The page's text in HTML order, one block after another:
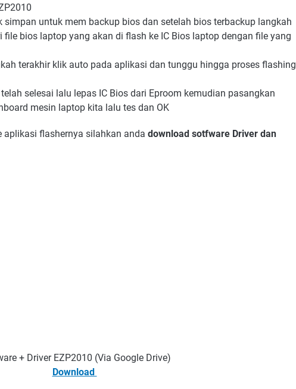
untuk mem backup bios dan setelah bios terbackup langkah
bios laptop yang akan di flash ke IC Bios laptop dengan file yang
terakhir klik auto pada aplikasi dan tunggu hingga proses flashing
selesai lalu lepas IC Bios dari Eproom kemudian pasangkan
mesin laptop kita lalu tes dan OK
flashernya silahkan anda download sotfware Driver dan
+ Driver EZP2010 (Via Google Drive)
Download